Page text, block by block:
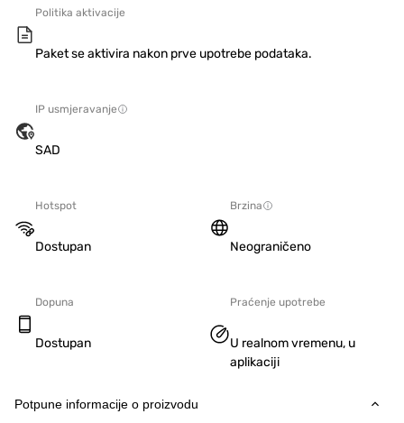
Politika aktivacije
Paket se aktivira nakon prve upotrebe podataka.
IP usmjeravanje
SAD
Hotspot
Dostupan
Brzina
Neograničeno
Dopuna
Dostupan
Praćenje upotrebe
U realnom vremenu, u
aplikaciji
Potpune informacije o proizvodu